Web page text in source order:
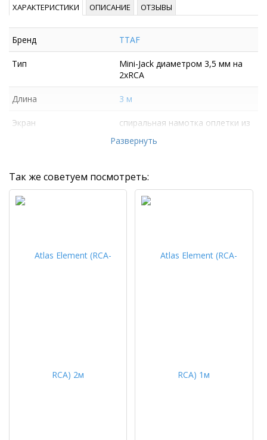
ХАРАКТЕРИСТИКИ ОПИСАНИЕ ОТЗЫВЫ
Бренд TTAF
Тип
Mini-Jack диаметром 3,5 мм на
2хRCA
Длина 3 м
Экран
спиральная намотка оплетки из
Развернуть
Так же советуем посмотреть: